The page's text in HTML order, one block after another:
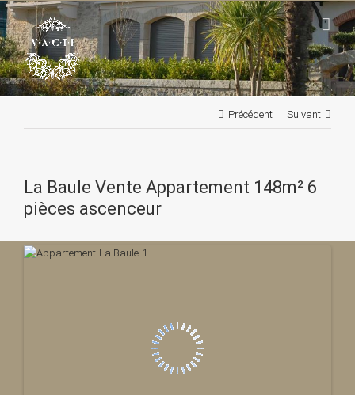
Passer
au
contenu
Précédent Suivant
La Baule Vente Appartement 148m² 6
pièces ascenceur